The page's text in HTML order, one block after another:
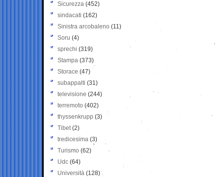
Sicurezza (452)
sindacati (162)
Sinistra arcobaleno (11)
Soru (4)
sprechi (319)
Stampa (373)
Storace (47)
subappalti (31)
televisione(244)
terremoto (402)
thyssenkrupp (3)
Tibet(2)
tredicesima (3)
Turismo (62)
Udc (64)
Università (128)